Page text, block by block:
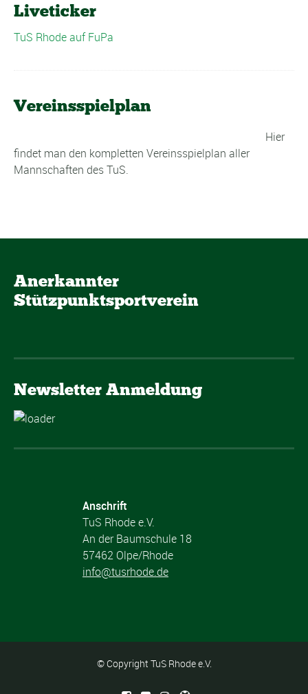
Liveticker
TuS Rhode auf FuPa
Vereinsspielplan
Hier
findet man den kompletten Vereinsspielplan aller
Mannschaften des TuS.
Anerkannter
Stützpunktsportverein
Newsletter Anmeldung
Anschrift
TuS Rhode e.V.
An der Baumschule 18
57462 Olpe/Rhode
info@tusrhode.de
© Copyright TuS Rhode e.V.